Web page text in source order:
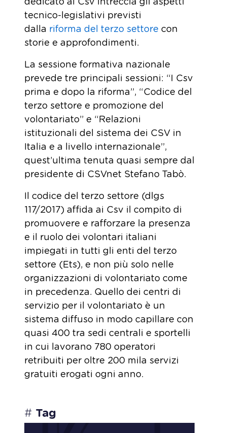
dedicato ai Csv intreccia gli aspetti
tecnico-legislativi previsti
dalla riforma del terzo settore con
storie e approfondimenti.
La sessione formativa nazionale
prevede tre principali sessioni: “I Csv
prima e dopo la riforma”, “Codice del
terzo settore e promozione del
volontariato” e “Relazioni
istituzionali del sistema dei CSV in
Italia e a livello internazionale”,
quest’ultima tenuta quasi sempre dal
presidente di CSVnet Stefano Tabò.
Il codice del terzo settore (dlgs
117/2017) affida ai Csv il compito di
promuovere e rafforzare la presenza
e il ruolo dei volontari italiani
impiegati in tutti gli enti del terzo
settore (Ets), e non più solo nelle
organizzazioni di volontariato come
in precedenza. Quello dei centri di
servizio per il volontariato è un
sistema diffuso in modo capillare con
quasi 400 tra sedi centrali e sportelli
in cui lavorano 780 operatori
retribuiti per oltre 200 mila servizi
gratuiti erogati ogni anno.
# Tag